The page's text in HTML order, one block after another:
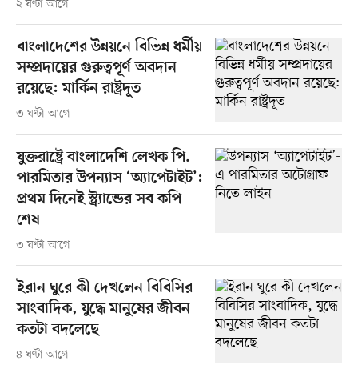
২ ঘণ্টা আগে
বাংলাদেশের উন্নয়নে বিভিন্ন ধর্মীয়
সম্প্রদায়ের গুরুত্বপূর্ণ অবদান
রয়েছে: মার্কিন রাষ্ট্রদূত
৩ ঘণ্টা আগে
যুক্তরাষ্ট্রে বাংলাদেশি লেখক পি.
পারমিতার উপন্যাস ‘অ্যাপেটাইট’:
প্রথম দিনেই স্ট্র্যান্ডের সব কপি
শেষ
৩ ঘণ্টা আগে
ইরান ঘুরে কী দেখলেন বিবিসির
সাংবাদিক, যুদ্ধে মানুষের জীবন
কতটা বদলেছে
৪ ঘণ্টা আগে